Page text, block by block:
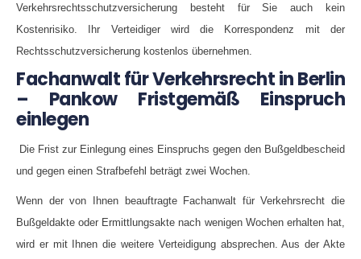
Verkehrsrechtsschutzversicherung besteht für Sie auch kein
Kostenrisiko. Ihr Verteidiger wird die Korrespondenz mit der
Rechtsschutzversicherung kostenlos übernehmen.
Fachanwalt für Verkehrsrecht in Berlin
– Pankow Fristgemäß Einspruch
einlegen
Die Frist zur Einlegung eines Einspruchs gegen den Bußgeldbescheid
und gegen einen Strafbefehl beträgt zwei Wochen.
Wenn der von Ihnen beauftragte Fachanwalt für Verkehrsrecht die
Bußgeldakte oder Ermittlungsakte nach wenigen Wochen erhalten hat,
wird er mit Ihnen die weitere Verteidigung absprechen. Aus der Akte